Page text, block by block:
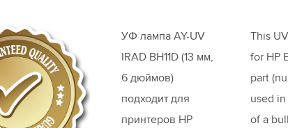
УФ лампа AY-UV
IRAD BH11D (13 мм,
6 дюймов)
подходит для
принтеров HP
This
for HP
part
used
of a